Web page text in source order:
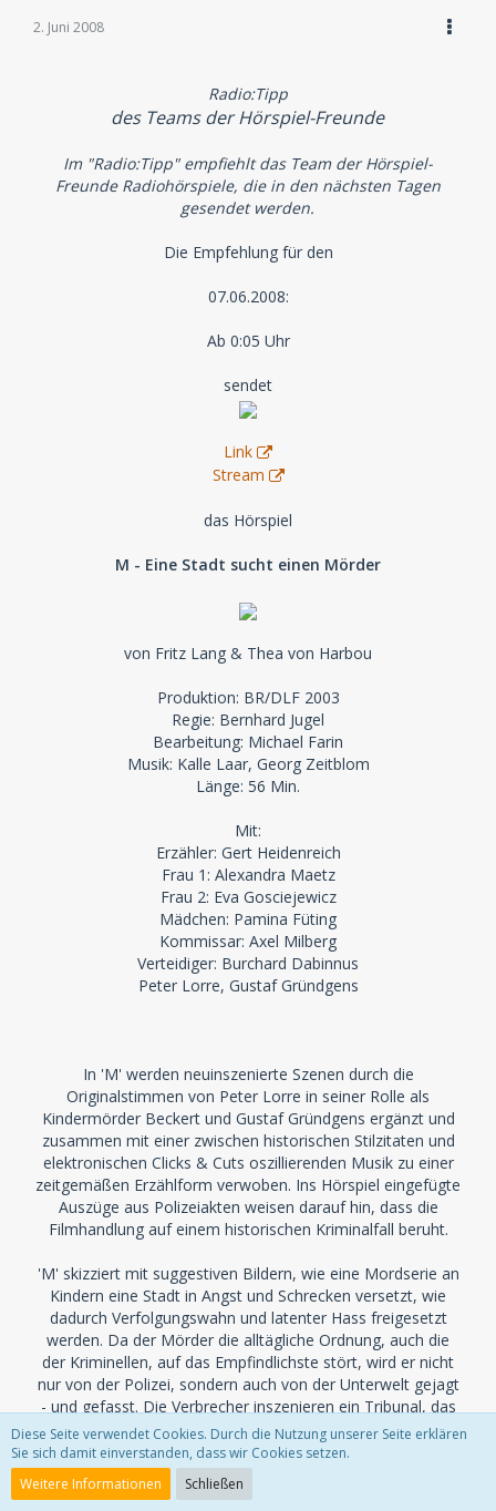
2. Juni 2008
Radio:Tipp
des Teams der Hörspiel-Freunde
Im "Radio:Tipp" empfiehlt das Team der Hörspiel-
Freunde Radiohörspiele, die in den nächsten Tagen
gesendet werden.
Die Empfehlung für den
07.06.2008:
Ab 0:05 Uhr
sendet
Link
Stream
das Hörspiel
M - Eine Stadt sucht einen Mörder
von Fritz Lang & Thea von Harbou
Produktion: BR/DLF 2003
Regie: Bernhard Jugel
Bearbeitung: Michael Farin
Musik: Kalle Laar, Georg Zeitblom
Länge: 56 Min.
Mit:
Erzähler: Gert Heidenreich
Frau 1: Alexandra Maetz
Frau 2: Eva Gosciejewicz
Mädchen: Pamina Füting
Kommissar: Axel Milberg
Verteidiger: Burchard Dabinnus
Peter Lorre, Gustaf Gründgens
In 'M' werden neuinszenierte Szenen durch die
Originalstimmen von Peter Lorre in seiner Rolle als
Kindermörder Beckert und Gustaf Gründgens ergänzt und
zusammen mit einer zwischen historischen Stilzitaten und
elektronischen Clicks & Cuts oszillierenden Musik zu einer
zeitgemäßen Erzählform verwoben. Ins Hörspiel eingefügte
Auszüge aus Polizeiakten weisen darauf hin, dass die
Filmhandlung auf einem historischen Kriminalfall beruht.
'M' skizziert mit suggestiven Bildern, wie eine Mordserie an
Kindern eine Stadt in Angst und Schrecken versetzt, wie
dadurch Verfolgungswahn und latenter Hass freigesetzt
werden. Da der Mörder die alltägliche Ordnung, auch die
der Kriminellen, auf das Empfindlichste stört, wird er nicht
nur von der Polizei, sondern auch von der Unterwelt gejagt
- und gefasst. Die Verbrecher inszenieren ein Tribunal, das
sich bis hin zur Bestellung eines Pflichtverteidigers an den
Regeln einer ordentlichen Gerichtsverhandlung orientiert,
um der beabsichtigten Lynchjustiz zumindest äußerlich den
Anstrich von Legitimität zu geben.
Diese Seite verwendet Cookies. Durch die Nutzung unserer Seite erklären
Sie sich damit einverstanden, dass wir Cookies setzen.
Weitere Informationen
Schließen